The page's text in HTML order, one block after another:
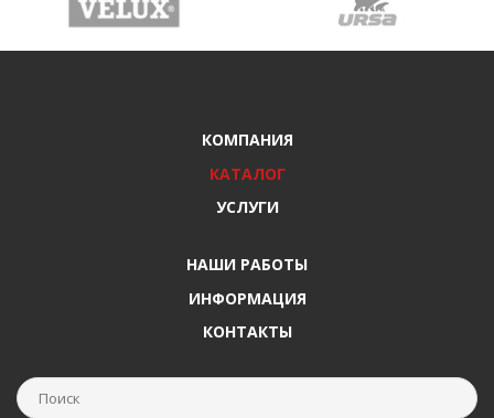
КОМПАНИЯ
КАТАЛОГ
УСЛУГИ
НАШИ РАБОТЫ
ИНФОРМАЦИЯ
КОНТАКТЫ